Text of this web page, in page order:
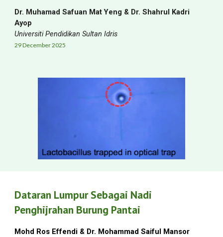
Dr. Muhamad Safuan Mat Yeng & Dr. Shahrul Kadri
Ayop
Universiti Pendidikan Sultan Idris
29December2025
Dataran Lumpur Sebagai Nadi
Penghijrahan Burung Pantai
Mohd Ros Effendi & Dr. Mohammad Saiful Mansor